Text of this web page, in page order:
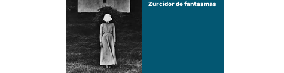
Zurcidor de fantasmas